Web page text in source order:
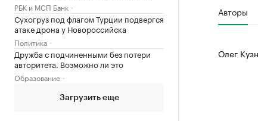
РБК и МСП Банк
Сухогруз под флагом Турции подвергся
атаке дрона у Новороссийска
Политика
Дружба с подчиненными без потери
авторитета. Возможно ли это
Образование
Загрузить еще
Авторы
Олег